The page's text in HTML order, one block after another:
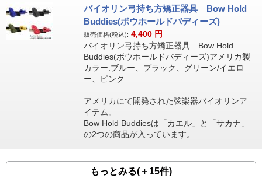
バイオリン弓持ち方矯正器具 Bow Hold
Buddies(ボウホールドバディーズ)
販売価格(税込): 4,400 円
バイオリン弓持ち方矯正器具 Bow Hold
Buddies(ボウホールドバディーズ)アメリカ製
カラー:ブルー、ブラック、グリーン/イエロ
ー、ピンク
アメリカにて開発された弦楽器バイオリンア
イテム。
Bow Hold Buddiesは「カエル」と「サカナ」
の2つの商品が入っています。
もっとみる(＋15件)